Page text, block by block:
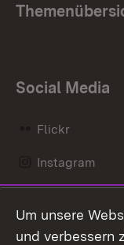
Social Media
Flickr
Instagram
Mastodon
Um unsere
und verbessern